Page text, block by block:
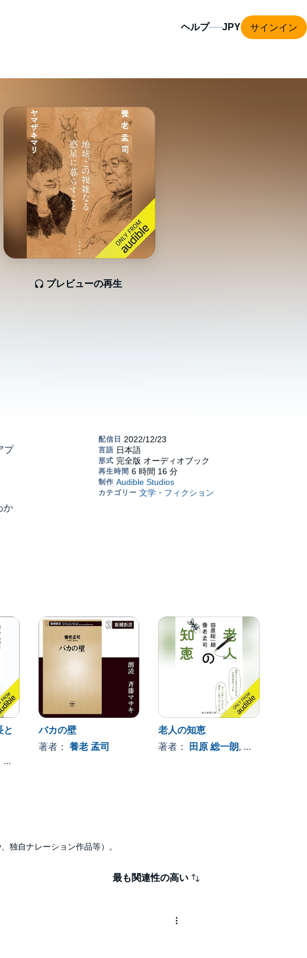
ヘルプ サインイン
プレビューの再生
プ
か
バカの壁
著者： 養老 孟司
老人の知恵
著者： 田原 総一朗, 、その他
独自ナレーション作品等）。
最も関連性の高い